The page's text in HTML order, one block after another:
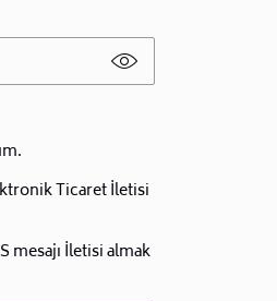
Ticaret İletisi
mesajı İletisi almak